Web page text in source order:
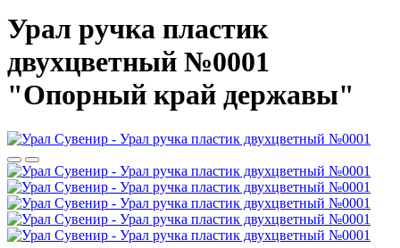
Урал ручка пластик
двухцветный №0001
"Опорный край державы"